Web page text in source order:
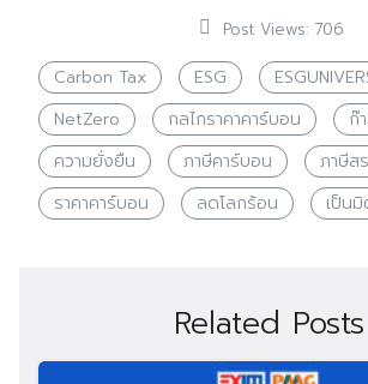
Post Views: 706
Carbon Tax ESG
NetZero
กลไกราคาคาร์บอน
ก๊
ความยั่งยืน
ภาษีคาร์บอน
ภาษีส
ราคาคาร์บอน
ลดโลกร้อน เป็น
Related Posts